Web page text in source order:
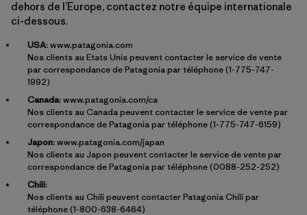
dehors de l’Europe, contactez notre équipe internationale
ci-dessous.
USA:www.patagonia.com
Nos clients au Etats Unis peuvent contacter le service de vente
par correspondance de Patagonia par téléphone (1-775-747-
1992)
Canada:www.patagonia.com/ca
Nos clients au Canada peuvent contacter le service de vente par
correspondance de Patagonia par téléphone (1-775-747-6159)
Japon:www.patagonia.com/japan
Nos clients au Japon peuvent contacter le service de vente par
correspondance de Patagonia par téléphone (0088-252-252)
Chili:
Nos clients au Chili peuvent contacter Patagonia Chili par
téléphone (1-800-638-6464)